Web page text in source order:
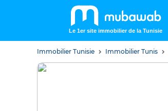
Le 1er site immobilier de la Tunisie
Immobilier Tunisie Immobilier Tunis